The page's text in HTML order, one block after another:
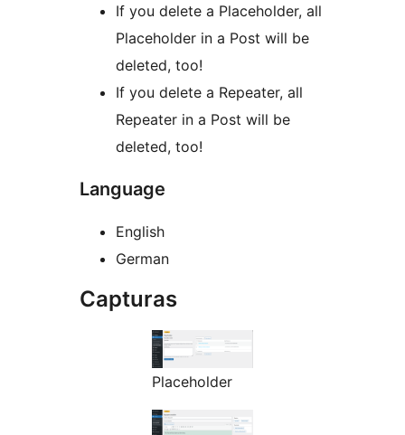
If you delete a Placeholder, all
Placeholder in a Post will be
deleted, too!
If you delete a Repeater, all
Repeater in a Post will be
deleted, too!
Language
English
German
Capturas
Placeholder